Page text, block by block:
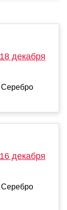
декабря
декабря